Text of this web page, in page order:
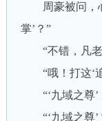
周豪被问，心
掌’？”
“不错，凡老
“哦！打这‘追
“‘九域之尊’
“‘九域之尊’